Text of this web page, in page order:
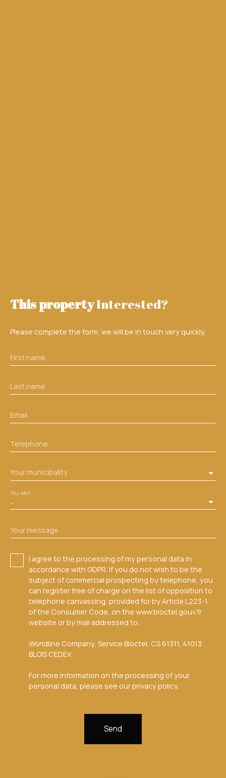
This propertyInterested?
Please complete the form, we will be in touch very quickly.
First name
Last name
Email
Telephone
Your municipality
-
You wish
Your message
I agree to the processing of my personal data in
accordance with GDPR. If you do not wish to be the
subject of commercial prospecting by telephone, you
can register free of charge on the list of opposition to
telephone canvassing, provided for by Article L223-1
of the Consumer Code, on the www.bloctel.gouv.fr
website or by mail addressed to:
Worldline Company, Service Bloctel, CS 61311, 41013
BLOIS CEDEX.
For more information on the processing of your
personal data, please see ourprivacy policy.
Send